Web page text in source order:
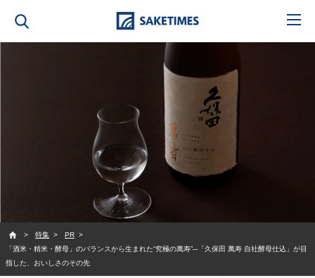
特集
PR
「酒米・精米・酵母」のバランスから生まれた“究極の萬寿”─「久保田 萬寿 自社酵母仕込」が目
指した、おいしさのその先